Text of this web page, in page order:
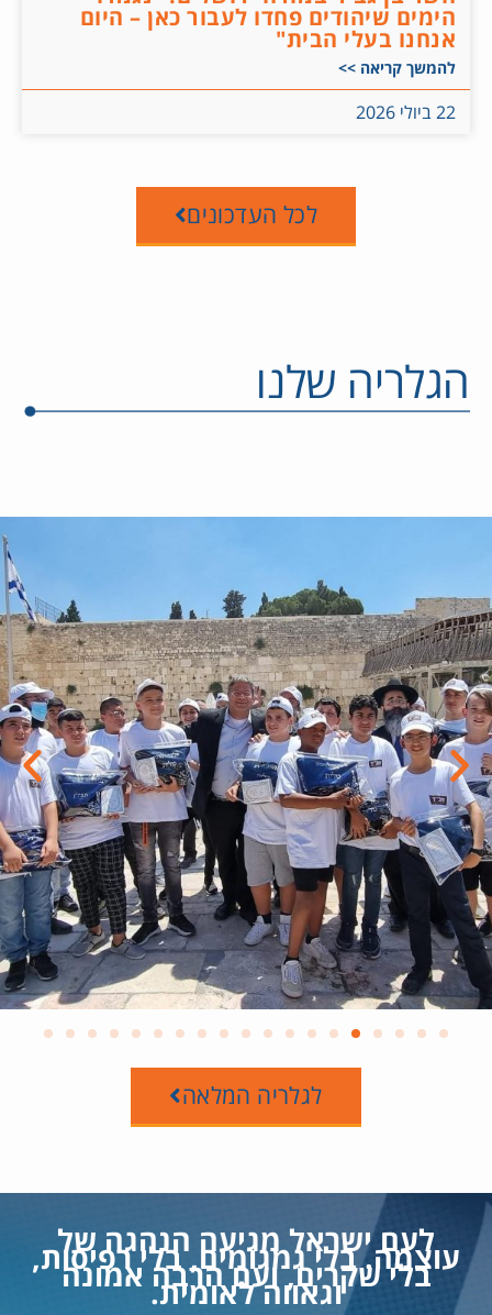
הימים שיהודים פחדו לעבור כאן – היום
אנחנו בעלי הבית"
להמשך קריאה >>
22 ביולי 2026
לכל העדכונים
הגלריה שלנו
לגלריה המלאה
לעם ישראל מגיעה הנהגה של
עוצמה. בלי גמגומים, בלי רפיסות,
בלי שקרים, ועם הרבה אמונה
וגאווה לאומית.